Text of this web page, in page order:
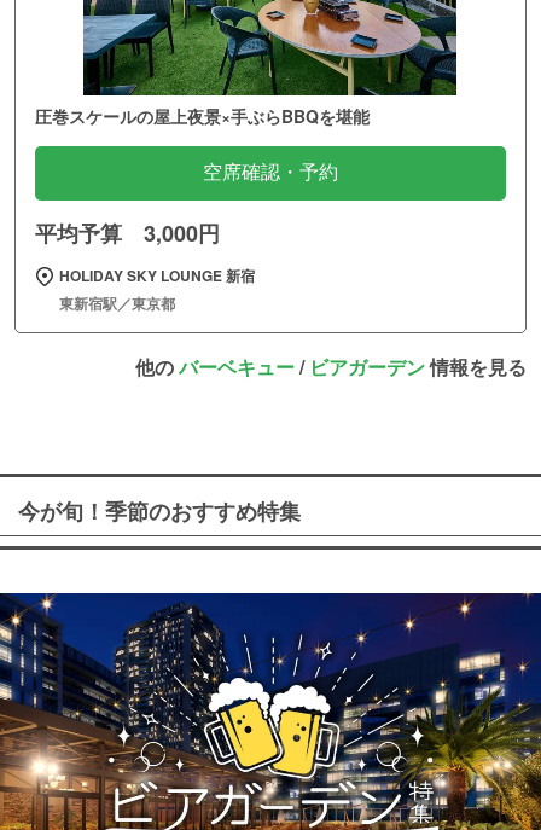
圧巻スケールの屋上夜景×手ぶらBBQを堪能
空席確認・予約
平均予算 3,000円
HOLIDAY SKY LOUNGE 新宿
東新宿駅／東京都
他のバーベキュー/ ビアガーデン情報を見る
今が旬！季節のおすすめ特集